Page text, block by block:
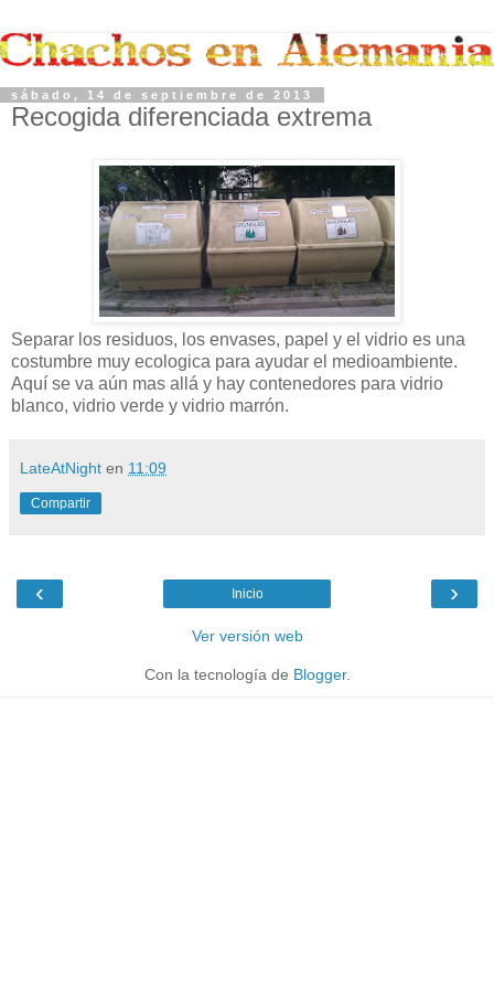
sábado, 14 de septiembre de 2013
Recogida diferenciada extrema
Separar los residuos, los envases, papel y el vidrio es una
costumbre muy ecologica para ayudar el medioambiente.
Aquí se va aún mas allá y hay contenedores para vidrio
blanco, vidrio verde y vidrio marrón.
LateAtNight en 11:09
Compartir
‹ ›
Inicio
Ver versión web
Con la tecnología de Blogger.